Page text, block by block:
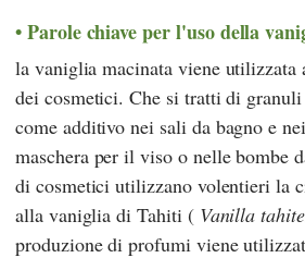
Parole chiave per l'uso della
la vaniglia macinata viene utilizzata
dei cosmetici. Che si tratti di
come additivo nei sali da bagno e
maschera per il viso o nelle bombe
di cosmetici utilizzano volentieri la
alla vaniglia di Tahiti ( Vanilla
produzione di profumi viene